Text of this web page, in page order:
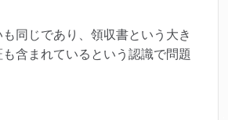
同じであり、領収書という大き
含まれているという認識で問題